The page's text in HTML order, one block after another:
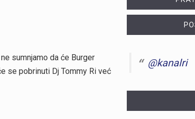
ne sumnjamo da će Burger
se pobrinuti Dj Tommy Ri već
@kanalri